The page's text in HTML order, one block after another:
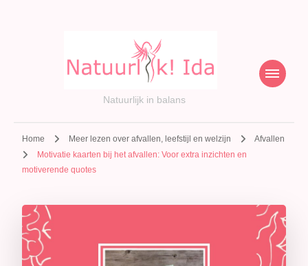
Natuurlijk in balans
Home Meer lezen over afvallen, leefstijl en welzijn
Afvallen
Motivatie kaarten bij het afvallen: Voor extra inzichten en
motiverende quotes